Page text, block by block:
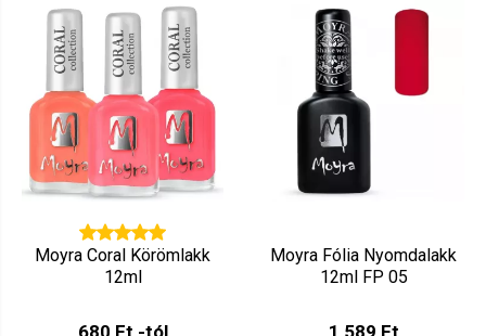
Moyra Coral Körömlakk
12ml
680 Ft -tól
Moyra Fólia Nyomdalakk
12ml FP 05
1 589 Ft